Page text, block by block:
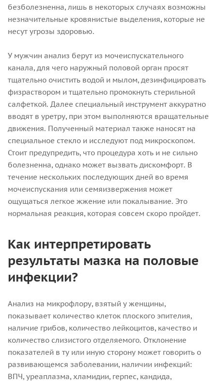
безболезненна, лишь в некоторых случаях возможны
незначительные кровянистые выделения, которые не
несут угрозы здоровью.
У мужчин анализ берут из мочеиспускательного
канала, для чего наружный половой орган просят
тщательно очистить водой и мылом, дезинфицировать
физраствором и тщательно промокнуть стерильной
салфеткой. Далее специальный инструмент аккуратно
вводят в уретру, при этом выполняются вращательные
движения. Полученный материал также наносят на
специальное стекло и исследуют под микроскопом.
Стоит предупредить, что процедура хоть и не сильно
болезненна, однако может вызвать дискомфорт. В
течение нескольких последующих дней во время
мочеиспускания или семяизвержения может
ощущаться легкое жжение или покалывание. Это
нормальная реакция, которая совсем скоро пройдет.
Как интерпретировать
результаты мазка на половые
инфекции?
Анализ на микрофлору, взятый у женщины,
показывает количество клеток плоского эпителия,
наличие грибов, количество лейкоцитов, качество и
количество слизистого отделяемого. Отклонение
показателей в ту или иную сторону может говорить о
развивающемся заболевании, наличии инфекций:
ВПЧ, уреаплазма, хламидии, герпес, кандида,